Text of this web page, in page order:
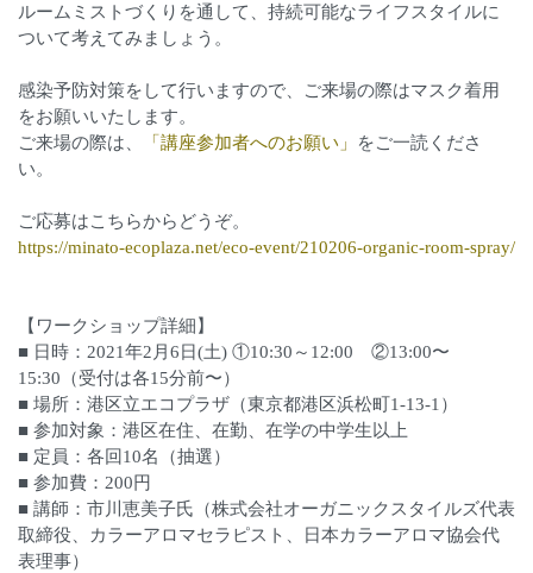
ルームミストづくりを通して、持続可能なライフスタイルに
ついて考えてみましょう。
感染予防対策をして行いますので、ご来場の際はマスク着用
をお願いいたします。
ご来場の際は、
「講座参加者へのお願い」
をご一読くださ
い。
ご応募はこちらからどうぞ。
https://minato-ecoplaza.net/eco-event/210206-organic-room-spray/
【ワークショップ詳細】
■ 日時：2021年2月6日(土) ①10:30～12:00 ②13:00〜
15:30（受付は各15分前〜）
■ 場所：港区立エコプラザ（東京都港区浜松町1-13-1）
■ 参加対象：港区在住、在勤、在学の中学生以上
■ 定員：各回10名（抽選）
■ 参加費：200円
■ 講師：市川恵美子氏（株式会社オーガニックスタイルズ代表
取締役、カラーアロマセラピスト、日本カラーアロマ協会代
表理事）